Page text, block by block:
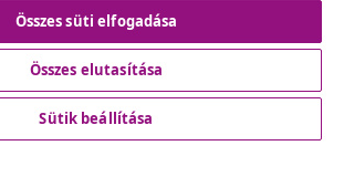
A www.vidaxl.hu a vidaXL Marketplace
Összes süti elfogadása
Összes elutasítása
Sütik beállítása